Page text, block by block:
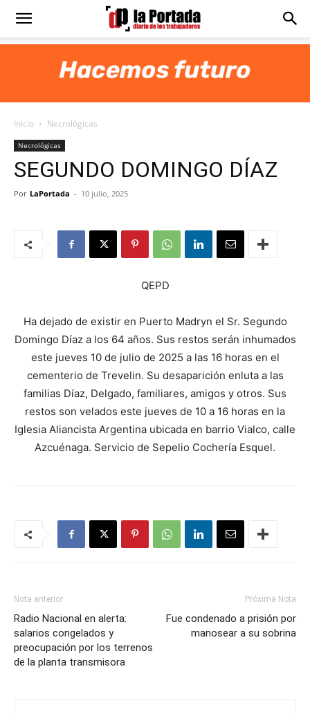
Diario
Portada
Inicio Necrológicas
Necrológicas
SEGUNDO DOMINGO DÍAZ
Por LaPortada - 10 julio, 2025
QEPD
Ha dejado de existir en Puerto Madryn el Sr. Segundo
Domingo Díaz a los 64 años. Sus restos serán inhumados
este jueves 10 de julio de 2025 a las 16 horas en el
cementerio de Trevelin. Su desaparición enluta a las
familias Díaz, Delgado, familiares, amigos y otros. Sus
restos son velados este jueves de 10 a 16 horas en la
Iglesia Aliancista Argentina ubicada en barrio Vialco, calle
Azcuénaga. Servicio de Sepelio Cochería Esquel.
Nota anterior
Radio Nacional en alerta:
salarios congelados y
preocupación por los terrenos
de la planta transmisora
Próxima Nota
Fue condenado a prisión por
manosear a su sobrina